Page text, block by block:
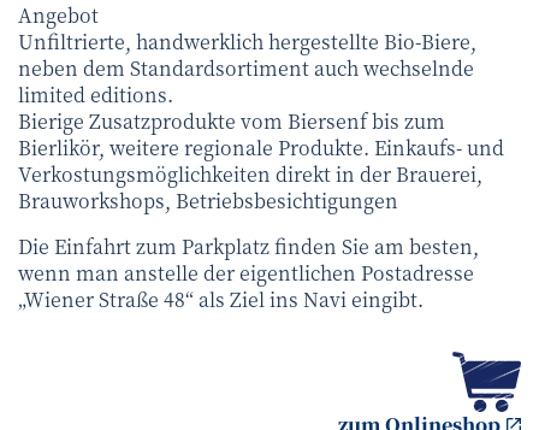
Angebot
Unfiltrierte, handwerklich hergestellte Bio-Biere,
neben dem Standardsortiment auch wechselnde
limited editions.
Bierige Zusatzprodukte vom Biersenf bis zum
Bierlikör, weitere regionale Produkte. Einkaufs- und
Verkostungsmöglichkeiten direkt in der Brauerei,
Brauworkshops, Betriebsbesichtigungen
Die Einfahrt zum Parkplatz finden Sie am besten,
wenn man anstelle der eigentlichen Postadresse
„Wiener Straße 48“ als Ziel ins Navi eingibt.